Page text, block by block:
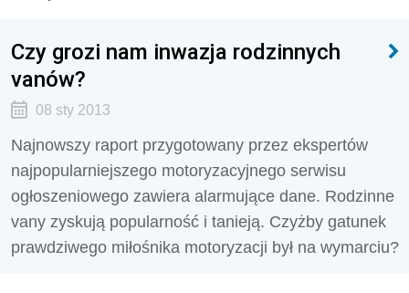
Czy grozi nam inwazja rodzinnych
vanów?
08 sty 2013
Najnowszy raport przygotowany przez ekspertów
najpopularniejszego motoryzacyjnego serwisu
ogłoszeniowego zawiera alarmujące dane. Rodzinne
vany zyskują popularność i tanieją. Czyżby gatunek
prawdziwego miłośnika motoryzacji był na wymarciu?